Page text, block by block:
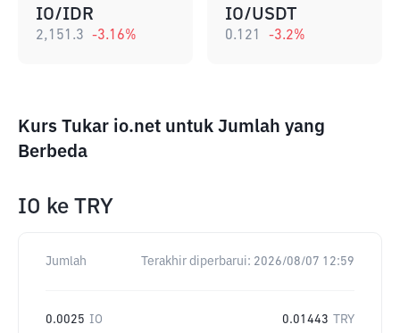
IO/IDR
2,151.3 -3.16%
IO/USDT
0.121 -3.2%
Kurs Tukar io.net untuk Jumlah yang
Berbeda
IO ke TRY
Jumlah Terakhir diperbarui: 2026/08/07 12:59
0.0025 IO 0.01443 TRY